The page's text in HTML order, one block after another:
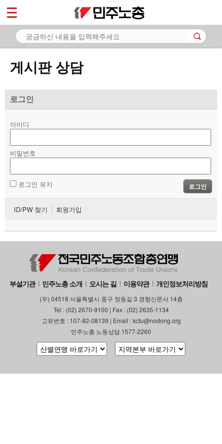
게시판 상담
로그인
아이디
비밀번호
로그인 유지 로그인
ID/PW 찾기 회원가입
부설기관 민주노총 소개 오시는 길 이용약관 개인정보처리방침
(우) 04518 서울특별시 중구 정동길 3 경향신문사 14층
Tel : (02) 2670-9100 | Fax : (02) 2635-1134
고유번호 : 107-82-08139 | Email : kctu@nodong.org
민주노총 노동상담 1577-2260
마이페이지
소개
노동상담
- 게시판 상담
- 바로보기
- 찾아보기
- 전국 노동상담소 안내
자료
부설기관